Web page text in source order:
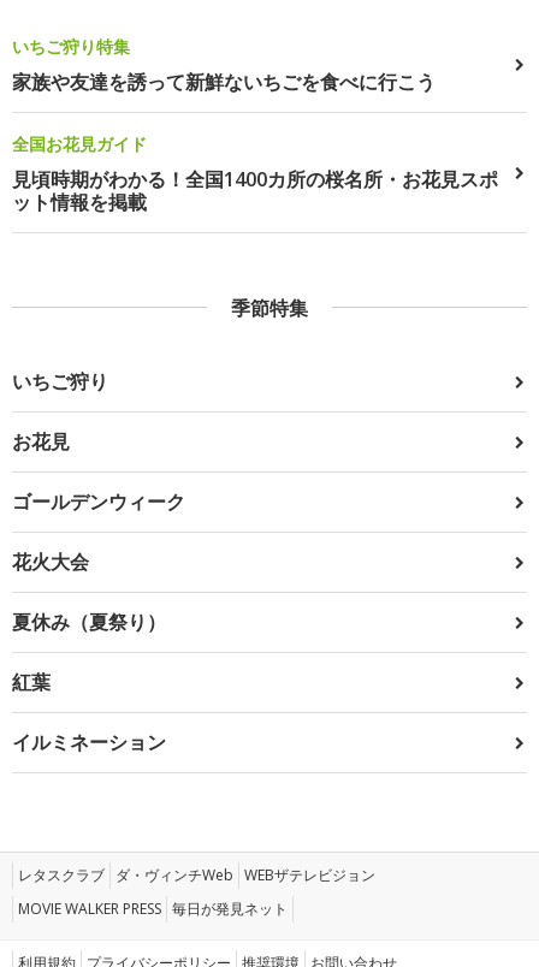
いちご狩り特集
家族や友達を誘って新鮮ないちごを食べに行こう
全国お花見ガイド
見頃時期がわかる！全国1400カ所の桜名所・お花見スポ
ット情報を掲載
季節特集
いちご狩り
お花見
ゴールデンウィーク
花火大会
夏休み（夏祭り）
紅葉
イルミネーション
レタスクラブ ダ・ヴィンチWeb WEBザテレビジョン
MOVIE WALKER PRESS 毎日が発見ネット
利用規約 プライバシーポリシー 推奨環境 お問い合わせ